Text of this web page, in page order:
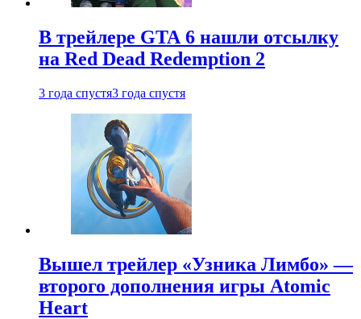
В трейлере GTA 6 нашли отсылку
на Red Dead Redemption 2
3 года спустя3 года спустя
Вышел трейлер «Узника Лимбо» —
второго дополнения игры Atomic
Heart